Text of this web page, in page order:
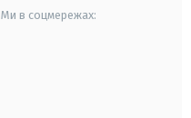
Ми в соцмережах: